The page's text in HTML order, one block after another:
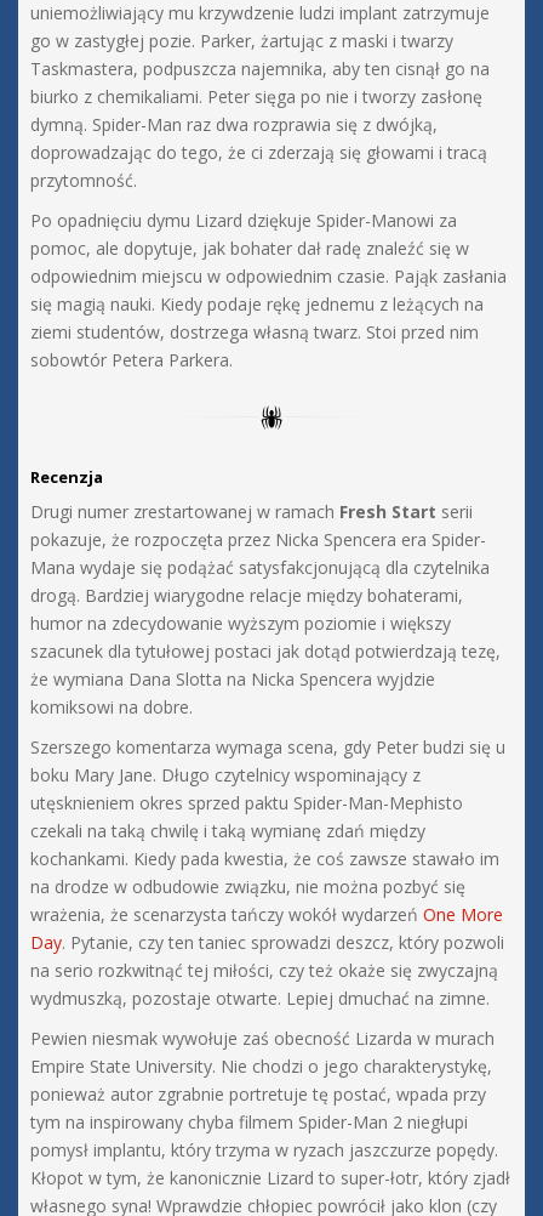
uniemożliwiający mu krzywdzenie ludzi implant zatrzymuje
go w zastygłej pozie. Parker, żartując z maski i twarzy
Taskmastera, podpuszcza najemnika, aby ten cisnął go na
biurko z chemikaliami. Peter sięga po nie i tworzy zasłonę
dymną. Spider-Man raz dwa rozprawia się z dwójką,
doprowadzając do tego, że ci zderzają się głowami i tracą
przytomność.
Po opadnięciu dymu Lizard dziękuje Spider-Manowi za
pomoc, ale dopytuje, jak bohater dał radę znaleźć się w
odpowiednim miejscu w odpowiednim czasie. Pająk zasłania
się magią nauki. Kiedy podaje rękę jednemu z leżących na
ziemi studentów, dostrzega własną twarz. Stoi przed nim
sobowtór Petera Parkera.
Recenzja
Drugi numer zrestartowanej w ramach Fresh Start serii
pokazuje, że rozpoczęta przez Nicka Spencera era Spider-
Mana wydaje się podążać satysfakcjonującą dla czytelnika
drogą. Bardziej wiarygodne relacje między bohaterami,
humor na zdecydowanie wyższym poziomie i większy
szacunek dla tytułowej postaci jak dotąd potwierdzają tezę,
że wymiana Dana Slotta na Nicka Spencera wyjdzie
komiksowi na dobre.
Szerszego komentarza wymaga scena, gdy Peter budzi się u
boku Mary Jane. Długo czytelnicy wspominający z
utęsknieniem okres sprzed paktu Spider-Man-Mephisto
czekali na taką chwilę i taką wymianę zdań między
kochankami. Kiedy pada kwestia, że coś zawsze stawało im
na drodze w odbudowie związku, nie można pozbyć się
wrażenia, że scenarzysta tańczy wokół wydarzeń One More
Day. Pytanie, czy ten taniec sprowadzi deszcz, który pozwoli
na serio rozkwitnąć tej miłości, czy też okaże się zwyczajną
wydmuszką, pozostaje otwarte. Lepiej dmuchać na zimne.
Pewien niesmak wywołuje zaś obecność Lizarda w murach
Empire State University. Nie chodzi o jego charakterystykę,
ponieważ autor zgrabnie portretuje tę postać, wpada przy
tym na inspirowany chyba filmem Spider-Man 2 niegłupi
pomysł implantu, który trzyma w ryzach jaszczurze popędy.
Kłopot w tym, że kanonicznie Lizard to super-łotr, który zjadł
własnego syna! Wprawdzie chłopiec powrócił jako klon (czy